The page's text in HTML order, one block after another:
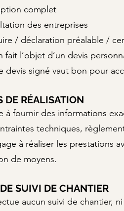
complet
des entreprises
/ déclaration préalable /
fait l’objet d’un devis
devis signé vaut bon pour
DE RÉALISATION
à fournir des informations
techniques,
à réaliser les prestations
de moyens.
SUIVI DE CHANTIER
aucun suivi de chantier,